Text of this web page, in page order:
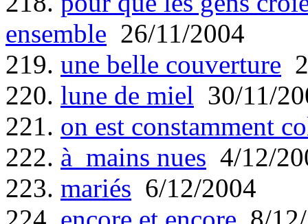
ensemble 26/11/2004
219. une belle couverture
220. lune de miel 30/11/
221. on est constamment
222. à mains nues 4/12/
223. mariés 6/12/2004